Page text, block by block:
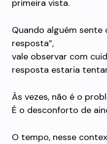
primeira vista.
Quando alguém sente
resposta”,
vale observar com
resposta estaria
Às vezes, não é o
É o desconforto de
O tempo, nesse